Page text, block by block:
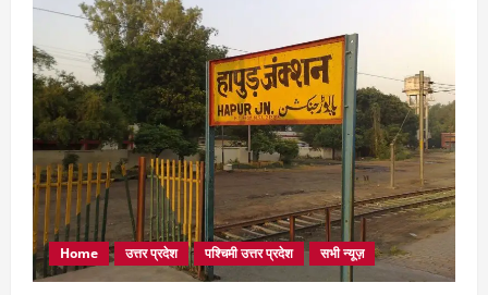
Home उत्तर प्रदेश पश्चिमी उत्तर प्रदेश सभी न्यूज़